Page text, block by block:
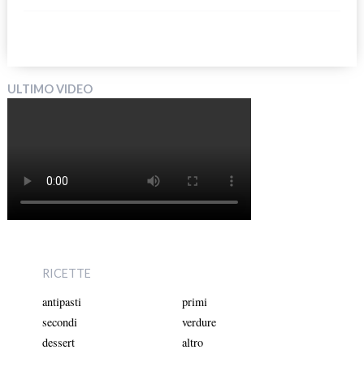
ULTIMO VIDEO
RICETTE
antipasti
primi
secondi
verdure
dessert
altro